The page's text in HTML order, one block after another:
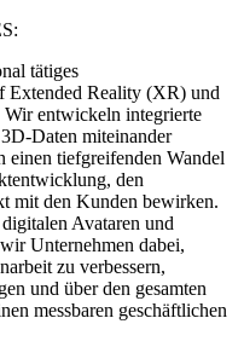
tätiges
Extended Reality (XR) und
entwickeln integrierte
Daten miteinander
einen tiefgreifenden Wandel
den
mit den Kunden bewirken.
Avataren und
Unternehmen dabei,
zu verbessern,
und über den gesamten
messbaren geschäftlichen